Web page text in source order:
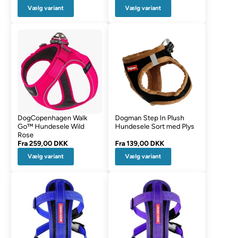
Vælg variant Vælg variant
DogCopenhagen Walk
Go™ Hundesele Wild
Rose
Fra259,00 DKK
Vælg variant
Dogman Step In Plush
Hundesele Sort med Plys
Fra139,00 DKK
Vælg variant